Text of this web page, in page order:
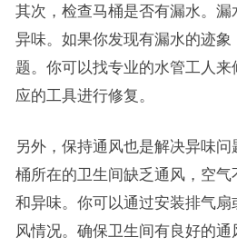
其次，检查马桶是否有漏水。漏
异味。如果你发现有漏水的迹
题。你可以找专业的水管工人
应的工具进行修复。
另外，保持通风也是解决异味
桶所在的卫生间缺乏通风，空
和异味。你可以通过安装排气扇
风情况。确保卫生间有良好的